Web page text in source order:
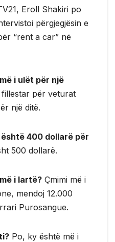
Eroll Shakiri po
përgjegjësin e
“rent a car” në
i ulët për një
fillestar për veturat
një ditë.
400 dollarë për
500 dollarë.
i lartë? Çmimi më i
mendoj 12.000
Purosangue.
Po, ky është më i